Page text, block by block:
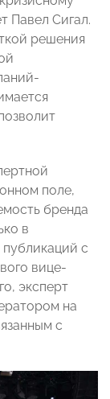
Павел Сигал.
решения
поле,
бренда
в
с
вице-
эксперт
на
с